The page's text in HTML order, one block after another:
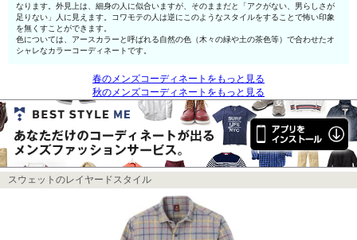
なります。外見上は、細身の人に似合いますが、そのままだと「アクがない、男らしさが
足りない」人に見えます。コワモテの人は逆にこのようなスタイルをすることで怖い印象
を無くすことができます。
色については、アースカラーと呼ばれる自然の色（木々の緑や土の茶色等）で合わせたオ
シャレなカラーコーディネートです。
春のメンズコーディネートをもっと見る
秋のメンズコーディネートをもっと見る
スウェットのレイヤードスタイル